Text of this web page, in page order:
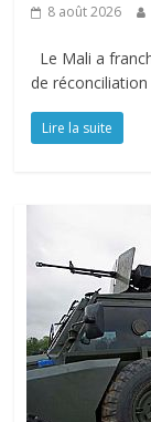
8 août 2026
Le Mali a
de
Lire la suite